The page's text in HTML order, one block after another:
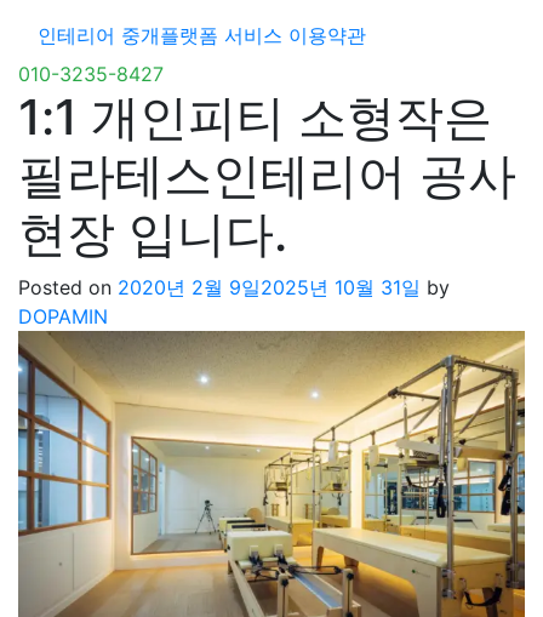
인테리어 중개플랫폼 서비스 이용약관
010-3235-8427
1:1 개인피티 소형작은
필라테스인테리어 공사
현장 입니다.
Posted on 2020년 2월 9일2025년 10월 31일 by
DOPAMIN